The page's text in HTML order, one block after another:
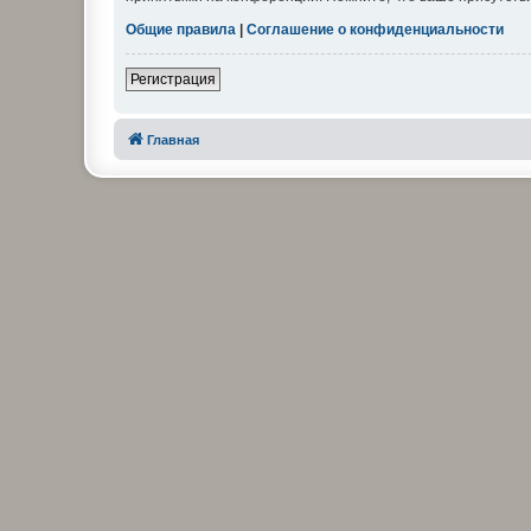
Общие правила | Соглашение о конфиденциальности
Регистрация
Главная